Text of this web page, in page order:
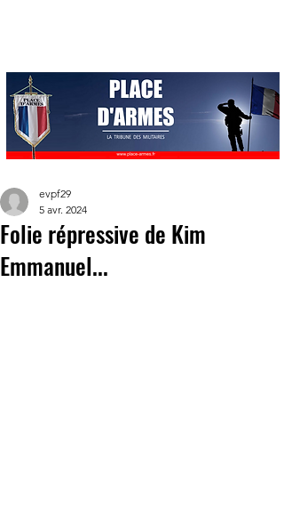
Folie répressive de Kim
Emmanuel...
evpf29
5 avr. 2024